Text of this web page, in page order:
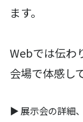
ます。
Webでは伝わ
会場で体感し
▶ 展示会の詳細